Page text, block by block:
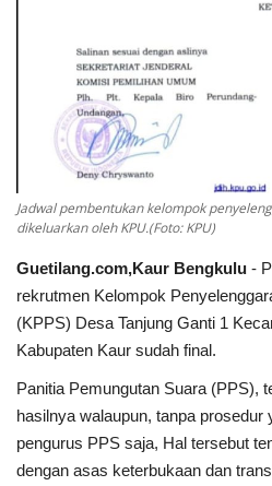
Kesehatan
Layanan Publik
Perempuan/Anak
Jadwal pembentukan kelompok
dikeluarkan oleh KPU.(Foto: KPU)
Guetilang.com,Kaur Bengkulu -
rekrutmen Kelompok
(KPPS) Desa Tanjung Ganti 1
Kabupaten Kaur sudah final.
Panitia Pemungutan Suara (PPS),
hasilnya walaupun, tanpa
pengurus PPS saja, Hal tersebut
dengan asas keterbukaan dan